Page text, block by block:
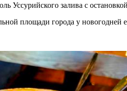
Уссурийского залива с
площади города у новогодней